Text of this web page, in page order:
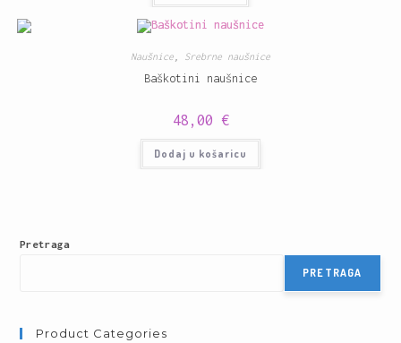
Naušnice Srebrne naušnice
Baškotini naušnice
48,00 €
Dodaj u košaricu
Pretraga
PRETRAGA
Product Categories